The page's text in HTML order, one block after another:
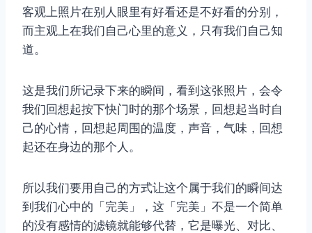
客观上照片在别人眼里有好看还是不好看的分别，
而主观上在我们自己心里的意义，只有我们自己知
道。
这是我们所记录下来的瞬间，看到这张照片，会令
我们回想起按下快门时的那个场景，回想起当时自
己的心情，回想起周围的温度，声音，气味，回想
起还在身边的那个人。
所以我们要用自己的方式让这个属于我们的瞬间达
到我们心中的「完美」，这「完美」不是一个简单
的没有感情的滤镜就能够代替，它是曝光、对比、
取消